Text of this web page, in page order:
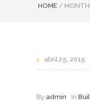
HOME /
abril25 2015
By admin In